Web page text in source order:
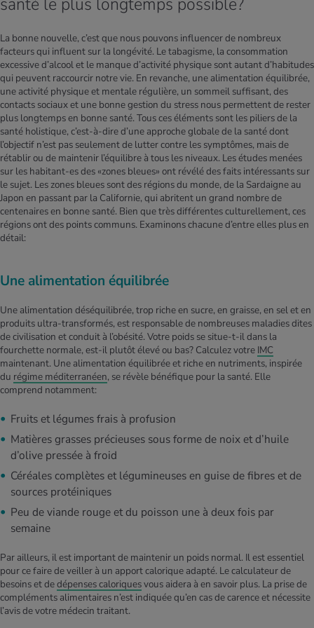
La bonne nouvelle, c’est que nous pouvons influencer de nombreux
facteurs qui influent sur la longévité. Le tabagisme, la consommation
excessive d’alcool et le manque d’activité physique sont autant d’habitudes
qui peuvent raccourcir notre vie. En revanche, une alimentation équilibrée,
une activité physique et mentale régulière, un sommeil suffisant, des
contacts sociaux et une bonne gestion du stress nous permettent de rester
plus longtemps en bonne santé. Tous ces éléments sont les piliers de la
santé holistique, c’est-à-dire d’une approche globale de la santé dont
l’objectif n’est pas seulement de lutter contre les symptômes, mais de
rétablir ou de maintenir l’équilibre à tous les niveaux. Les études menées
sur les habitant-es des «zones bleues» ont révélé des faits intéressants sur
le sujet. Les zones bleues sont des régions du monde, de la Sardaigne au
Japon en passant par la Californie, qui abritent un grand nombre de
centenaires en bonne santé. Bien que très différentes culturellement, ces
régions ont des points communs. Examinons chacune d’entre elles plus en
détail:
Une alimentation équilibrée
Une alimentation déséquilibrée, trop riche en sucre, en graisse, en sel et en
produits ultra-transformés, est responsable de nombreuses maladies dites
de civilisation et conduit à l’obésité. Votre poids se situe-t-il dans la
fourchette normale, est-il plutôt élevé ou bas? Calculez votre IMC
maintenant. Une alimentation équilibrée et riche en nutriments, inspirée
du régime méditerranéen, se révèle bénéfique pour la santé. Elle
comprend notamment:
Fruits et légumes frais à profusion
Matières grasses précieuses sous forme de noix et d’huile
d’olive pressée à froid
Céréales complètes et légumineuses en guise de fibres et de
sources protéiniques
Peu de viande rouge et du poisson une à deux fois par
semaine
Par ailleurs, il est important de maintenir un poids normal. Il est essentiel
pour ce faire de veiller à un apport calorique adapté. Le calculateur de
besoins et dedépenses caloriquesvous aidera à en savoir plus. La prise de
compléments alimentaires n’est indiquée qu’en cas de carence et nécessite
l’avis de votre médecin traitant.